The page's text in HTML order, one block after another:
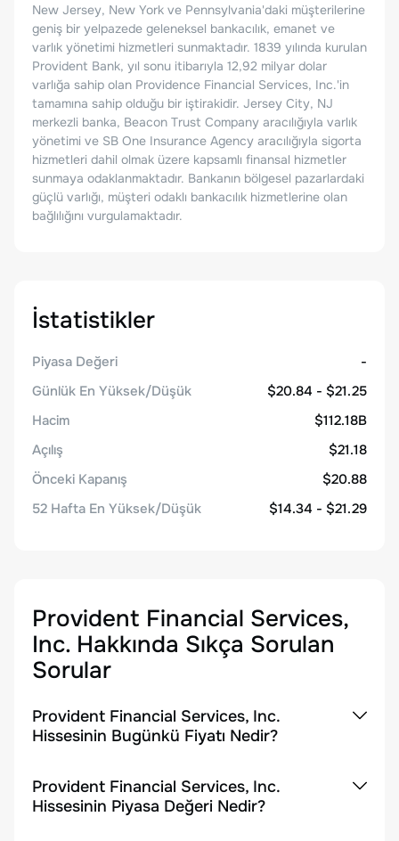
New Jersey, New York ve Pennsylvania'daki müşterilerine
geniş bir yelpazede geleneksel bankacılık, emanet ve
varlık yönetimi hizmetleri sunmaktadır. 1839 yılında kurulan
Provident Bank, yıl sonu itibarıyla 12,92 milyar dolar
varlığa sahip olan Providence Financial Services, Inc.'in
tamamına sahip olduğu bir iştirakidir. Jersey City, NJ
merkezli banka, Beacon Trust Company aracılığıyla varlık
yönetimi ve SB One Insurance Agency aracılığıyla sigorta
hizmetleri dahil olmak üzere kapsamlı finansal hizmetler
sunmaya odaklanmaktadır. Bankanın bölgesel pazarlardaki
güçlü varlığı, müşteri odaklı bankacılık hizmetlerine olan
bağlılığını vurgulamaktadır.
İstatistikler
Piyasa Değeri
-
Günlük En Yüksek/Düşük
$20.84 - $21.25
Hacim
$112.18B
Açılış
$21.18
Önceki Kapanış
$20.88
52 Hafta En Yüksek/Düşük
$14.34 - $21.29
Provident Financial Services,
Inc. Hakkında Sıkça Sorulan
Sorular
Provident Financial Services, Inc.
Hissesinin Bugünkü Fiyatı Nedir?
Provident Financial Services, Inc.
Hissesinin Piyasa Değeri Nedir?